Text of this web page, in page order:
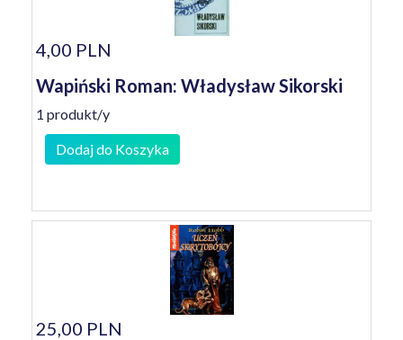
4,00 PLN
Wapiński Roman: Władysław Sikorski
1 produkt/y
Dodaj do Koszyka
25,00 PLN